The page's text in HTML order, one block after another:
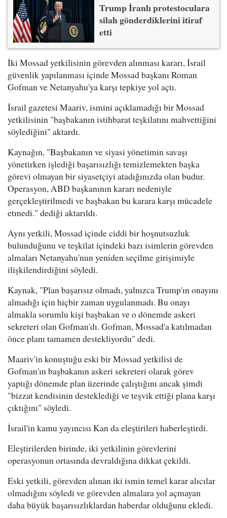
Trump İranlı protestoculara
silah gönderdiklerini itiraf
etti
İki Mossad yetkilisinin görevden alınması kararı, İsrail
güvenlik yapılanması içinde Mossad başkanı Roman
Gofman ve Netanyahu'ya karşı tepkiye yol açtı.
İsrail gazetesi Maariv, ismini açıklamadığı bir Mossad
yetkilisinin "başbakanın istihbarat teşkilatını mahvettiğini
söylediğini" aktardı.
Kaynağın, "Başbakanın ve siyasi yönetimin savaşı
yönetirken işlediği başarısızlığı temizlemekten başka
görevi olmayan bir siyasetçiyi atadığınızda olan budur.
Operasyon, ABD başkanının kararı nedeniyle
gerçekleştirilmedi ve başbakan bu karara karşı mücadele
etmedi." dediği aktarıldı.
Aynı yetkili, Mossad içinde ciddi bir hoşnutsuzluk
bulunduğunu ve teşkilat içindeki bazı isimlerin görevden
almaları Netanyahu'nun yeniden seçilme girişimiyle
ilişkilendirdiğini söyledi.
Kaynak, "Plan başarısız olmadı, yalnızca Trump'ın onayını
almadığı için hiçbir zaman uygulanmadı. Bu onayı
almakla sorumlu kişi başbakan ve o dönemde askeri
sekreteri olan Gofman'dı. Gofman, Mossad'a katılmadan
önce planı tamamen destekliyordu" dedi.
Maariv'in konuştuğu eski bir Mossad yetkilisi de
Gofman'ın başbakanın askeri sekreteri olarak görev
yaptığı dönemde plan üzerinde çalıştığını ancak şimdi
"bizzat kendisinin desteklediği ve teşvik ettiği plana karşı
çıktığını" söyledi.
İsrail'in kamu yayıncısı Kan da eleştirileri haberleştirdi.
Eleştirilerden birinde, iki yetkilinin görevlerini
operasyonun ortasında devraldığına dikkat çekildi.
Eski yetkili, görevden alınan iki ismin temel karar alıcılar
olmadığını söyledi ve görevden almalara yol açmayan
daha büyük başarısızlıklardan haberdar olduğunu ekledi.